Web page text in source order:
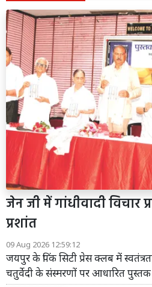
जेन जी में गांधीवादी विचार
प्रशांत
09 Aug 2026 12:59:12
जयपुर के पिंक सिटी प्रेस क्लब में
चतुर्वेदी के संस्मरणों पर आधारित